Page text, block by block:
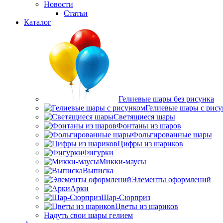
Новости
Статьи
Каталог
Гелиевые шары без рисунка
Гелиевые шары с
Светящиеся шары
Фонтаны из шаров
Фольгированные шары
Цифры из шариков
Фигурки
Микки-маусы
Выписка
Элементы оформлений
Арки
Шар-Сюрприз
Цветы из шариков
Надуть свои шары гелием